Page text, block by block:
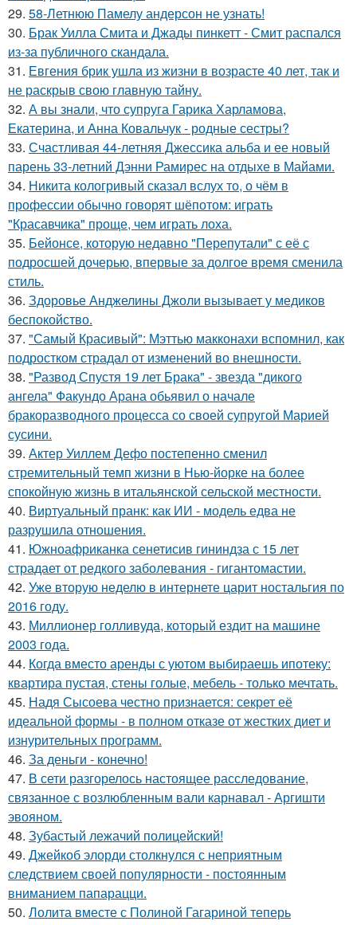
29. 58-Летнюю Памелу андерсон не узнать!
30. Брак Уилла Смита и Джады пинкетт - Смит распался
из-за публичного скандала.
31. Евгения брик ушла из жизни в возрасте 40 лет, так и
не раскрыв свою главную тайну.
32. А вы знали, что супруга Гарика Харламова,
Екатерина, и Анна Ковальчук - родные сестры?
33. Счастливая 44-летняя Джессика альба и ее новый
парень 33-летний Дэнни Рамирес на отдыхе в Майами.
34. Никита кологривый сказал вслух то, о чём в
профессии обычно говорят шёпотом: играть
"Красавчика" проще, чем играть лоха.
35. Бейонсе, которую недавно "Перепутали" с её с
подросшей дочерью, впервые за долгое время сменила
стиль.
36. Здоровье Анджелины Джоли вызывает у медиков
беспокойство.
37. "Самый Красивый": Мэттью макконахи вспомнил, как
подростком страдал от изменений во внешности.
38. "Развод Спустя 19 лет Брака" - звезда "дикого
ангела" Факундо Арана обьявил о начале
бракоразводного процесса со своей супругой Марией
сусини.
39. Актер Уиллем Дефо постепенно сменил
стремительный темп жизни в Нью-йорке на более
спокойную жизнь в итальянской сельской местности.
40. Виртуальный пранк: как ИИ - модель едва не
разрушила отношения.
41. Южноафриканка сенетисив гининдза с 15 лет
страдает от редкого заболевания - гигантомастии.
42. Уже вторую неделю в интернете царит ностальгия по
2016 году.
43. Миллионер голливуда, который ездит на машине
2003 года.
44. Когда вместо аренды с уютом выбираешь ипотеку:
квартира пустая, стены голые, мебель - только мечтать.
45. Надя Сысоева честно признается: секрет её
идеальной формы - в полном отказе от жестких диет и
изнурительных программ.
46. За деньги - конечно!
47. В сети разгорелось настоящее расследование,
связанное с возлюбленным вали карнавал - Аргишти
эвояном.
48. Зубастый лежачий полицейский!
49. Джейкоб элорди столкнулся с неприятным
следствием своей популярности - постоянным
вниманием папарацци.
50. Лолита вместе с Полиной Гагариной теперь